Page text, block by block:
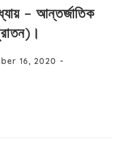
– আন্তর্জাতিক
16, 2020